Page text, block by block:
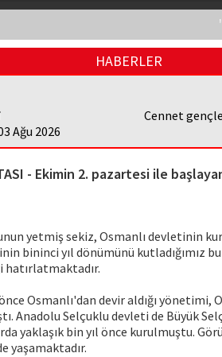
HABERLER
Ağu 2026
Cennet
- Ekimin 2. pazartesi ile
yetmiş sekiz, Osmanlı devletinin
bininci yıl dönümünü kutladığımız
Osmanlı'dan devir aldığı yönetimi,
Anadolu Selçuklu devleti de Büyük
yaklaşık bin yıl önce kurulmuştu.
yaşamaktadır.